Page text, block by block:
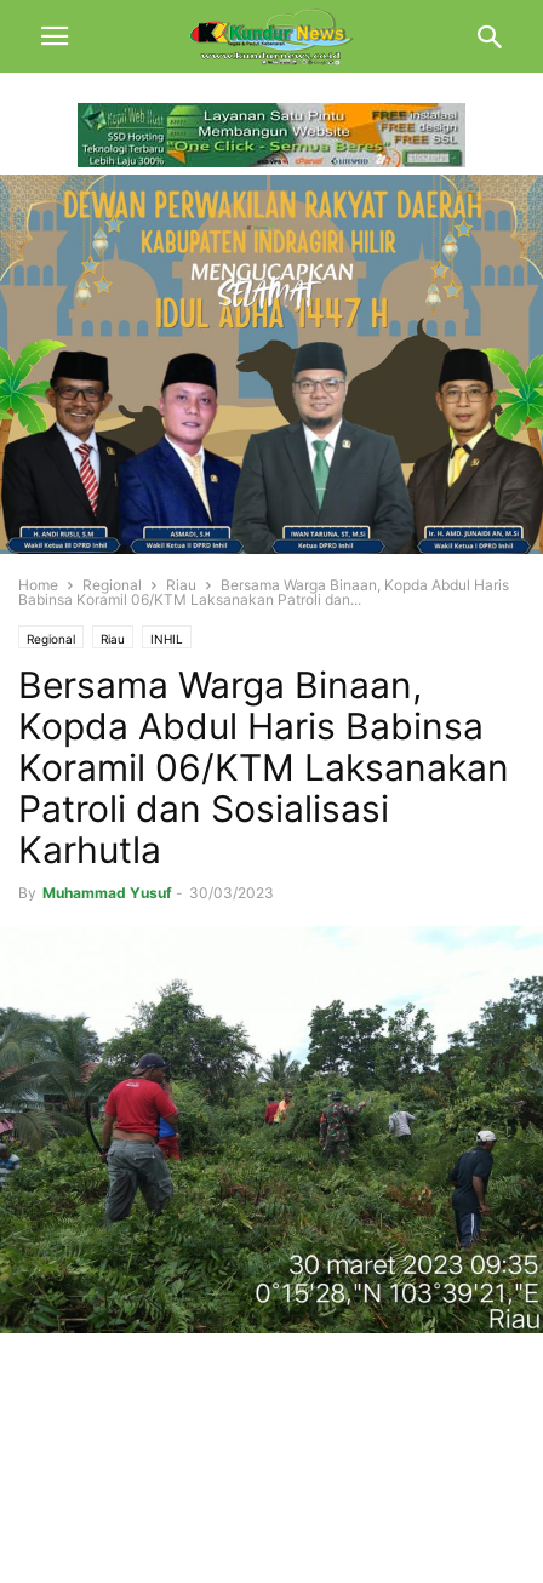
Home Regional Riau
Bersama Warga Binaan, Kopda Abdul Haris
Babinsa Koramil 06/KTM Laksanakan Patroli dan...
Regional Riau INHIL
Bersama Warga Binaan,
Kopda Abdul Haris Babinsa
Koramil 06/KTM Laksanakan
Patroli dan Sosialisasi
Karhutla
By Muhammad Yusuf - 30/03/2023